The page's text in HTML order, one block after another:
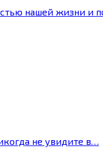
нашей жизни и
не увидите в…